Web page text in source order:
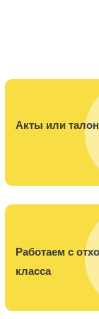
Акты или
Работаем с
класса